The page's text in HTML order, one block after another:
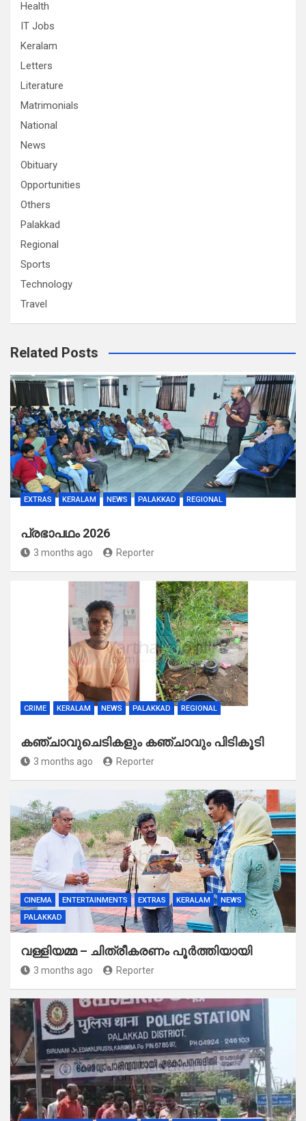
Health
IT Jobs
Keralam
Letters
Literature
Matrimonials
National
News
Obituary
Opportunities
Others
Palakkad
Regional
Sports
Technology
Travel
Related Posts
EXTRAS KERALAM NEWS PALAKKAD REGIONAL
പ്രഭാപഥം 2026
3 months ago Reporter
CRIME KERALAM NEWS PALAKKAD REGIONAL
കഞ്ചാവുചെടികളും കഞ്ചാവും പിടികൂടി
3 months ago Reporter
CINEMA ENTERTAINMENTS EXTRAS KERALAM
NEWS
PALAKKAD
വള്ളിയമ്മ – ചിത്രീകരണം പൂർത്തിയായി
3 months ago Reporter